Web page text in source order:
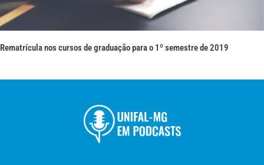
Rematrícula nos cursos de graduação para o 1º semestre de 2019